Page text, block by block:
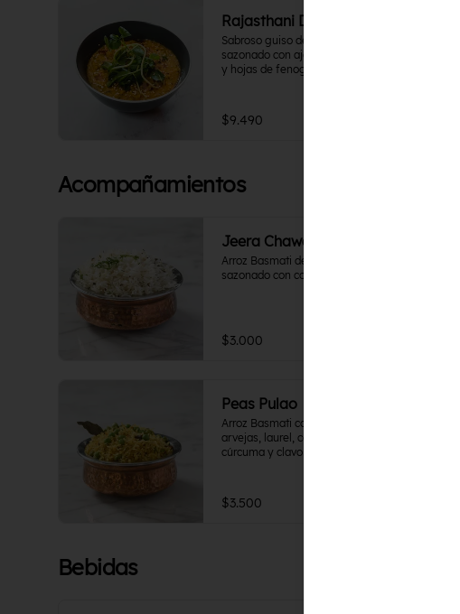
Rajasthani Dal Tadka
Sabroso guiso de lentejas amarillas
sazonado con ajo, comino, cilantro
y hojas de fenogreco tostadas.  Por
$9.490
Acompañamientos
Jeera Chawal
Arroz Basmati de selección
sazonado con comino.
$3.000
Peas Pulao
Arroz Basmati con un sofrito de
arvejas, laurel, cardamomo,
cúrcuma y clavo de olor. Vegano.
$3.500
Bebidas